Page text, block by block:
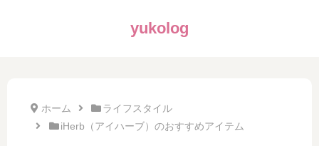
yukolog
ホーム
ライフスタイル
iHerb（アイハーブ）のおすすめアイテム